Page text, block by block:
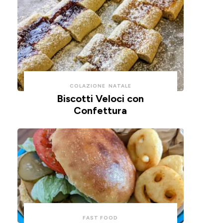
COLAZIONE NATALE
Biscotti Veloci con
Confettura
FAST FOOD